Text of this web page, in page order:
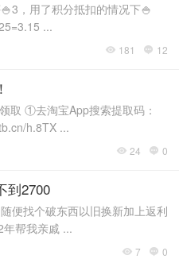
，用了积分抵扣的情况下🍚
...
 181  12
取 ①去淘宝App搜索提取码：
h.8TX ...
 24  0
到2700
便找个破东西以旧换新加上返利
帮我亲戚 ...
 7  0